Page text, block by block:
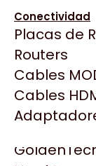
Conectividad
Placas de
Routers
Cables
Cables
Deepcool
Dell
EVGA
Gamemax
Genesis
Genius
HP
Click
Compufan
Dinobyte
Full H4rd
Gaming
Gezatek